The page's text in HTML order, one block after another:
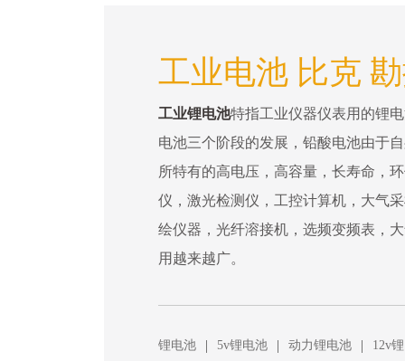
工业电池 比克
工业锂电池特指工业仪器仪表用的锂
电池三个阶段的发展，铅酸电池由于
所特有的高电压，高容量，长寿命，
仪，激光检测仪，工控计算机，大气
绘仪器，光纤溶接机，选频变频表，
用越来越广。
锂电池 | 5v锂电池 | 动力锂电池 |
12v